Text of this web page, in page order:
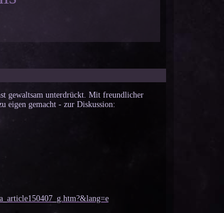
gewaltsam unterdrückt. Mit freundlicher
eigen gemacht - zur Diskussion: